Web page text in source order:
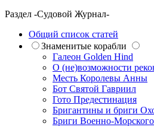
Раздел -Судовой Журнал-
Общий список статей
Знаменитые корабли
Галеон Golden Hind
О (не)возможности
Месть Королевы Анны
Бот Святой Гавриил
Гото Предестинация
Бригантины и бриги
Бриги Военно-